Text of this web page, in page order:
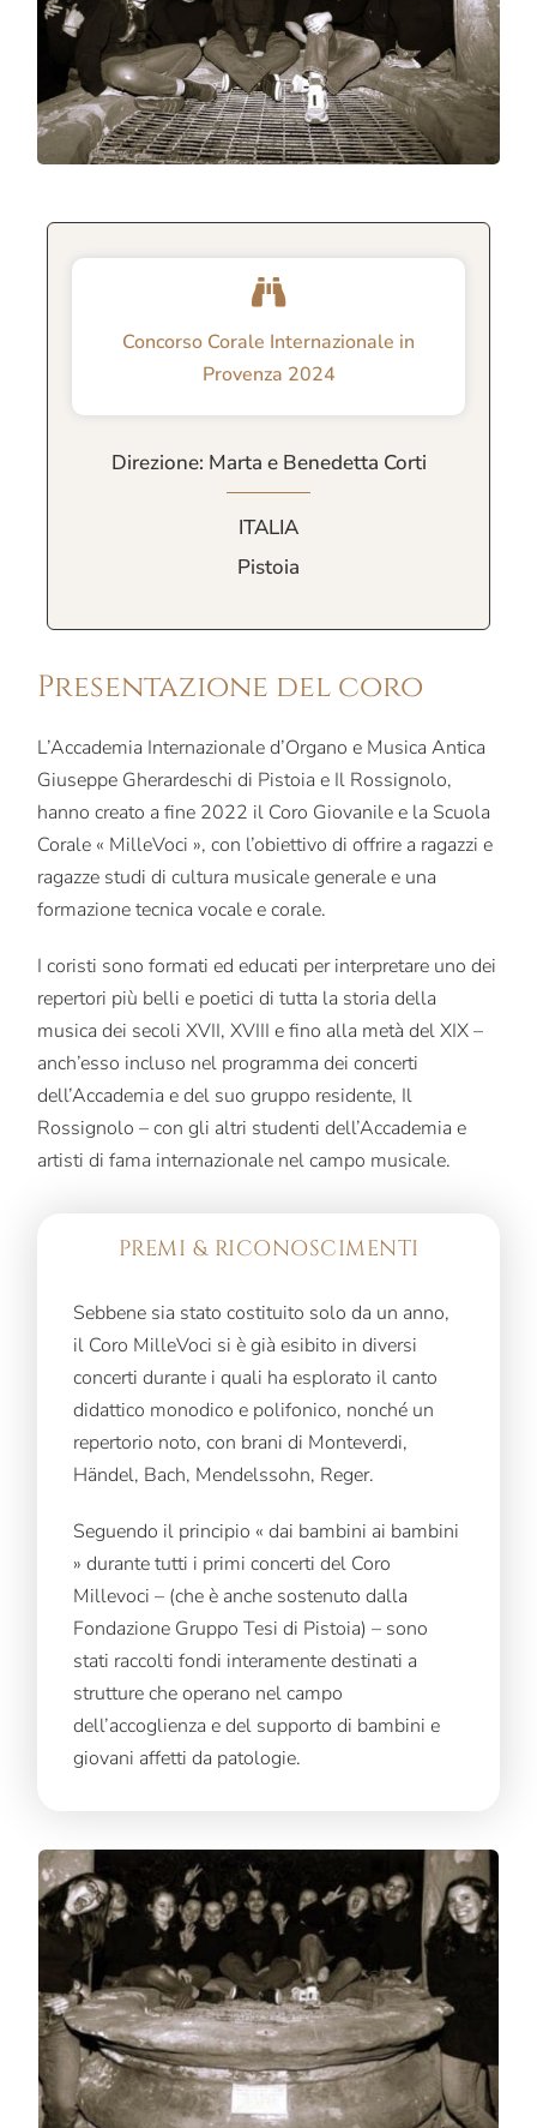
Presentazione del coro
L’Accademia Internazionale d’Organo e Musica Antica
Giuseppe Gherardeschi di Pistoia e Il Rossignolo,
hanno creato a fine 2022 il Coro Giovanile e la Scuola
Corale « MilleVoci », con l’obiettivo di offrire a ragazzi e
ragazze studi di cultura musicale generale e una
formazione tecnica vocale e corale.
I coristi sono formati ed educati per interpretare uno dei
repertori più belli e poetici di tutta la storia della
musica dei secoli XVII, XVIII e fino alla metà del XIX –
anch’esso incluso nel programma dei concerti
dell’Accademia e del suo gruppo residente, Il
Rossignolo – con gli altri studenti dell’Accademia e
artisti di fama internazionale nel campo musicale.
PREMI & RICONOSCIMENTI
Sebbene sia stato costituito solo da un anno,
il Coro MilleVoci si è già esibito in diversi
concerti durante i quali ha esplorato il canto
didattico monodico e polifonico, nonché un
repertorio noto, con brani di Monteverdi,
Händel, Bach, Mendelssohn, Reger.
Seguendo il principio « dai bambini ai bambini
» durante tutti i primi concerti del Coro
Millevoci – (che è anche sostenuto dalla
Fondazione Gruppo Tesi di Pistoia) – sono
stati raccolti fondi interamente destinati a
strutture che operano nel campo
dell’accoglienza e del supporto di bambini e
giovani affetti da patologie.
Concorso Corale Internazionale in
Provenza 2024
Direzione: Marta e Benedetta Corti
ITALIA
Pistoia